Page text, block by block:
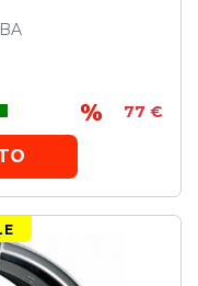
77 €